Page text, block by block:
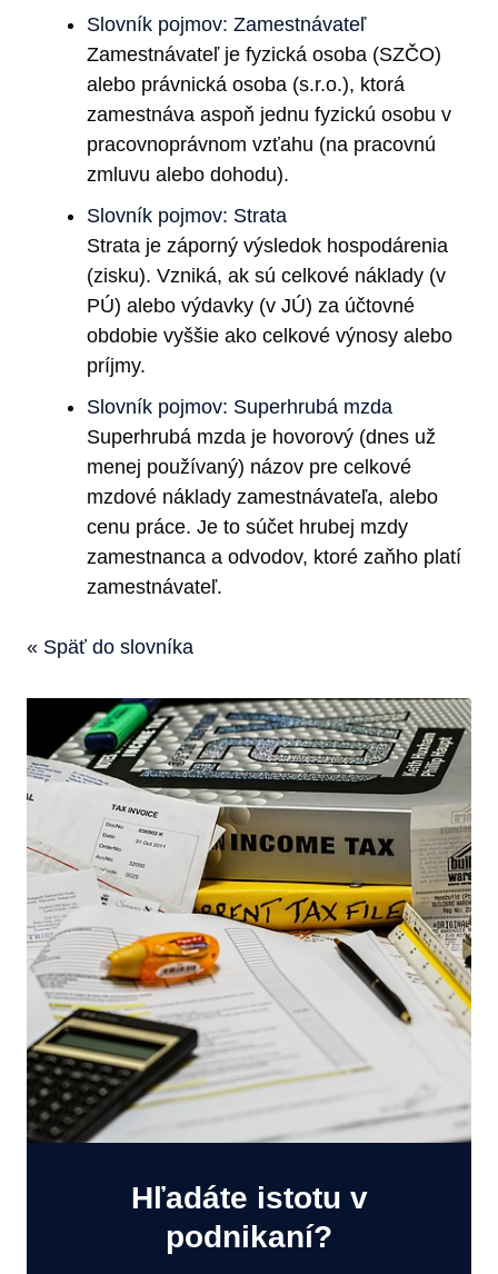
Slovník pojmov: Zamestnávateľ
Zamestnávateľ je fyzická osoba (SZČO)
alebo právnická osoba (s.r.o.), ktorá
zamestnáva aspoň jednu fyzickú osobu v
pracovnoprávnom vzťahu (na pracovnú
zmluvu alebo dohodu).
Slovník pojmov: Strata
Strata je záporný výsledok hospodárenia
(zisku). Vzniká, ak sú celkové náklady (v
PÚ) alebo výdavky (v JÚ) za účtovné
obdobie vyššie ako celkové výnosy alebo
príjmy.
Slovník pojmov: Superhrubá mzda
Superhrubá mzda je hovorový (dnes už
menej používaný) názov pre celkové
mzdové náklady zamestnávateľa, alebo
cenu práce. Je to súčet hrubej mzdy
zamestnanca a odvodov, ktoré zaňho platí
zamestnávateľ.
« Späť do slovníka
Hľadáte istotu v
podnikaní?